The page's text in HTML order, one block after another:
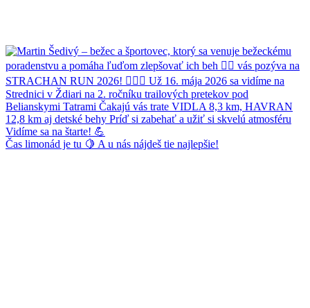
Čas limonád je tu 🍋 A u nás nájdeš tie najlepšie!